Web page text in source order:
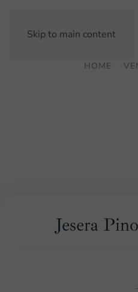
Skip to main content
HOME
Jesera